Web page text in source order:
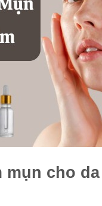
mụn cho